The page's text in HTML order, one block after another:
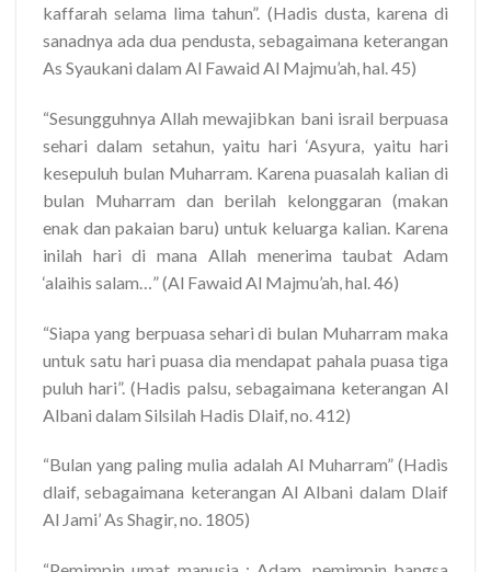
kaffarah selama lima tahun”. (Hadis dusta, karena di
sanadnya ada dua pendusta, sebagaimana keterangan
As Syaukani dalam Al Fawaid Al Majmu’ah, hal. 45)
“Sesungguhnya Allah mewajibkan bani israil berpuasa
sehari dalam setahun, yaitu hari ‘Asyura, yaitu hari
kesepuluh bulan Muharram. Karena puasalah kalian di
bulan Muharram dan berilah kelonggaran (makan
enak dan pakaian baru) untuk keluarga kalian. Karena
inilah hari di mana Allah menerima taubat Adam
‘alaihis salam…” (Al Fawaid Al Majmu’ah, hal. 46)
“Siapa yang berpuasa sehari di bulan Muharram maka
untuk satu hari puasa dia mendapat pahala puasa tiga
puluh hari”. (Hadis palsu, sebagaimana keterangan Al
Albani dalam Silsilah Hadis Dlaif, no. 412)
“Bulan yang paling mulia adalah Al Muharram” (Hadis
dlaif, sebagaimana keterangan Al Albani dalam Dlaif
Al Jami’ As Shagir, no. 1805)